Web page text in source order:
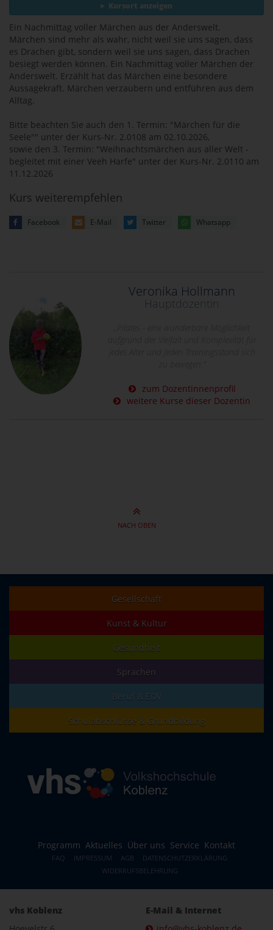
Kursort anzeigen
Ein Nachmittag voller Märchen aus der Anderswelt.
Märchen sind mehr als wahr, nicht weil sie uns sagen, dass
es Drachen gibt, sondern weil sie uns sagen, dass Drachen
besiegt werden können. Ein Nachmittag voller Märchen der
Anderswelt. Erzählt hat das Märchen eine besondere
Aussagekraft. Märchen verzaubern und entführen aus dem
Alltag.
Bitte beachten Sie auch den 1. Termin: "Märchen für die
Seele"" unter der Kurs-Nr. 2.0108 am 02.10.2026,
sowie den 3. Termin: "Weihnachtsmärchen aus aller Welt -
begleitet mit einer Veeh Harfe" unter der Kurs-Nr. 2.0110 am
11.12.2026
Kurs weiterempfehlen
Facebook E-Mail Twitter Whatsapp
Veronika Hollmann
Hauptdozentin
zum Dozentinnenprofil
weitere Kurse dieser Dozentin
NACH OBEN
Gesellschaft
Kunst & Kultur
Gesundheit
Sprachen
Beruf & EDV
Schulabschlüsse & Grundbildung
Programm Aktuelles Über uns Service Kontakt
FAQ IMPRESSUM AGB
DATENSCHUTZERKLÄRUNG
WIDERRUFSBELEHRUNG
vhs Koblenz
E-Mail & Internet